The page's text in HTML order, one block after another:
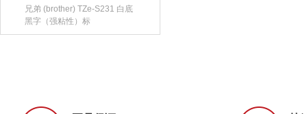
兄弟 (brother) TZe-S231 白底
黑字（强粘性）标